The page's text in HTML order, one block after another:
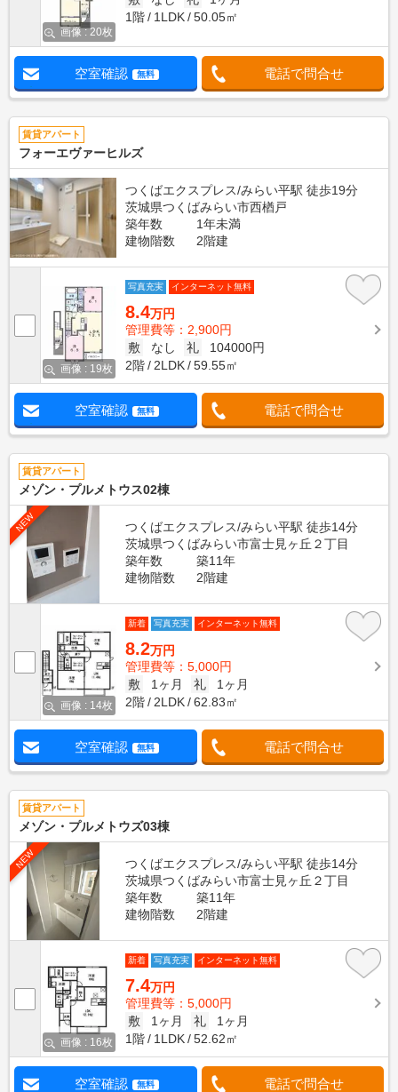
画像 : 20枚
1階
1LDK 50.05㎡
空室確認 無料 電話で問合せ
賃貸アパート
フォーエヴァーヒルズ
つくばエクスプレス/みらい平駅 徒歩19分
茨城県つくばみらい市西楢戸
築年数
1年未満
建物階数
2階建
画像 : 19枚
写真充実 インターネット無料
8.4万円
管理費等：2,900円
敷
なし 礼
104000円
2階
2LDK 59.55㎡
空室確認 無料 電話で問合せ
賃貸アパート
メゾン・プルメトウス02棟
NEW
つくばエクスプレス/みらい平駅 徒歩14分
茨城県つくばみらい市富士見ヶ丘２丁目
築年数
築11年
建物階数
2階建
画像 : 14枚
新着 写真充実 インターネット無料
8.2万円
管理費等：5,000円
敷
1ヶ月 礼
1ヶ月
2階
2LDK 62.83㎡
空室確認 無料 電話で問合せ
賃貸アパート
メゾン・プルメトウズ03棟
NEW
つくばエクスプレス/みらい平駅 徒歩14分
茨城県つくばみらい市富士見ヶ丘２丁目
築年数
築11年
建物階数
2階建
画像 : 16枚
新着 写真充実 インターネット無料
7.4万円
管理費等：5,000円
敷
1ヶ月 礼
1ヶ月
1階
1LDK 52.62㎡
空室確認 無料 電話で問合せ